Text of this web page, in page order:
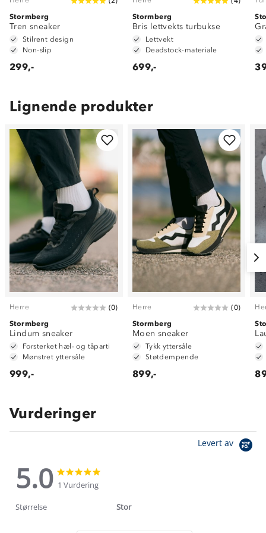
Stormberg
Tren sneaker
Stilrent design
Non-slip
299,-
Stormberg
Bris lettvekts turbukse
Lettvekt
Deadstock-materiale
699,-
Lignende produkter
Herre (0)
Stormberg
Lindum sneaker
Forsterket hæl- og tåparti
Mønstret yttersåle
999,-
Herre (0)
Stormberg
Moen sneaker
Tykk yttersåle
Støtdempende
899,-
Vurderinger
Levert av
5.0
5.0
star
rating
1 Vurdering
Størrelse Stor